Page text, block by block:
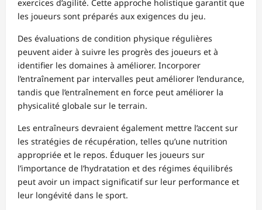
exercices d’agilité. Cette approche holistique garantit que
les joueurs sont préparés aux exigences du jeu.
Des évaluations de condition physique régulières
peuvent aider à suivre les progrès des joueurs et à
identifier les domaines à améliorer. Incorporer
l’entraînement par intervalles peut améliorer l’endurance,
tandis que l’entraînement en force peut améliorer la
physicalité globale sur le terrain.
Les entraîneurs devraient également mettre l’accent sur
les stratégies de récupération, telles qu’une nutrition
appropriée et le repos. Éduquer les joueurs sur
l’importance de l’hydratation et des régimes équilibrés
peut avoir un impact significatif sur leur performance et
leur longévité dans le sport.